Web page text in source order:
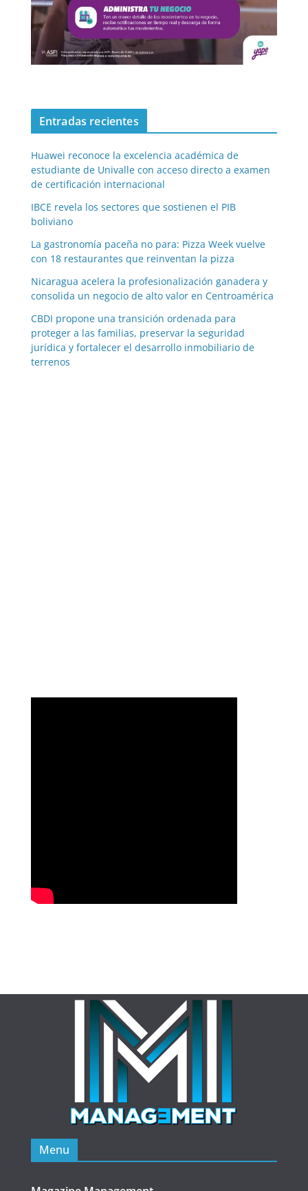
Entradas recientes
Huawei reconoce la excelencia académica de
estudiante de Univalle con acceso directo a examen
de certificación internacional
IBCE revela los sectores que sostienen el PIB
boliviano
La gastronomía paceña no para: Pizza Week vuelve
con 18 restaurantes que reinventan la pizza
Nicaragua acelera la profesionalización ganadera y
consolida un negocio de alto valor en Centroamérica
CBDI propone una transición ordenada para
proteger a las familias, preservar la seguridad
jurídica y fortalecer el desarrollo inmobiliario de
terrenos
Menu